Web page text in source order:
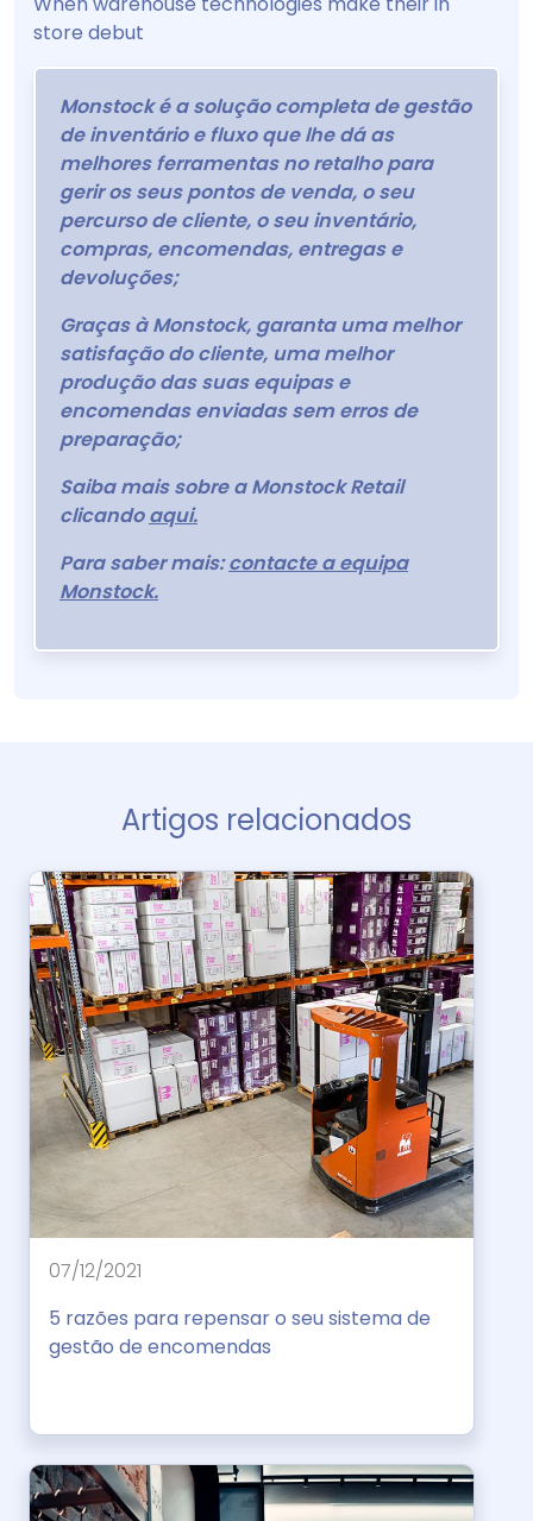
store debut
Monstock é a solução completa de gestão
de inventário e fluxo que lhe dá as
melhores ferramentas no retalho para
gerir os seus pontos de venda, o seu
percurso de cliente, o seu inventário,
compras, encomendas, entregas e
devoluções;
Graças à Monstock, garanta uma melhor
satisfação do cliente, uma melhor
produção das suas equipas e
encomendas enviadas sem erros de
preparação;
Saiba mais sobre a Monstock Retail
clicandoaqui.
Para saber mais:contacte a equipa
Monstock.
Artigos relacionados
07/12/2021
5 razões para repensar o seu sistema de
gestão de encomendas